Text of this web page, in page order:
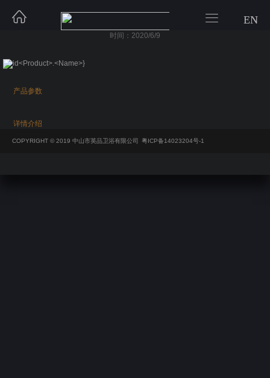
  EN
时间：2020/6/9
产品参数
详情介绍
COPYRIGHT © 2019 中山市英品卫浴有限公司 粤ICP备14023204号-1